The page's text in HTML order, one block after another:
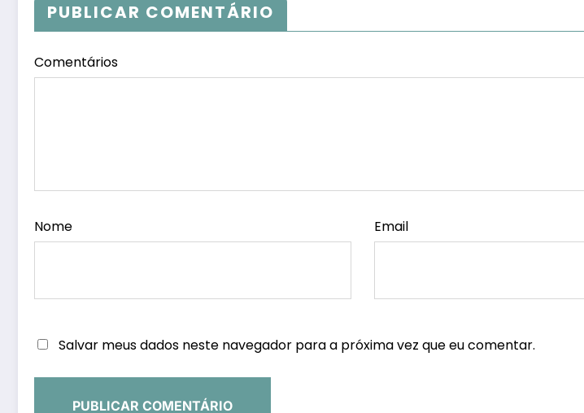
PUBLICAR COMENTÁRIO
Comentários
Nome Email
Salvar meus dados neste navegador para a próxima vez que eu comentar.